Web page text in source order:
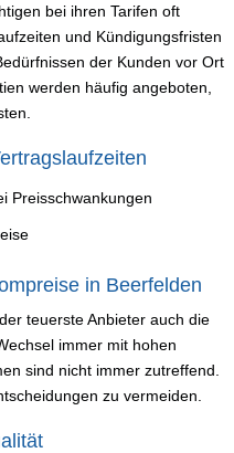
bei ihren Tarifen oft
und Kündigungsfristen
der Kunden vor Ort
werden häufig angeboten,
Preisschwankungen
in Beerfelden
teuerste Anbieter auch die
immer mit hohen
sind nicht immer zutreffend.
zu vermeiden.